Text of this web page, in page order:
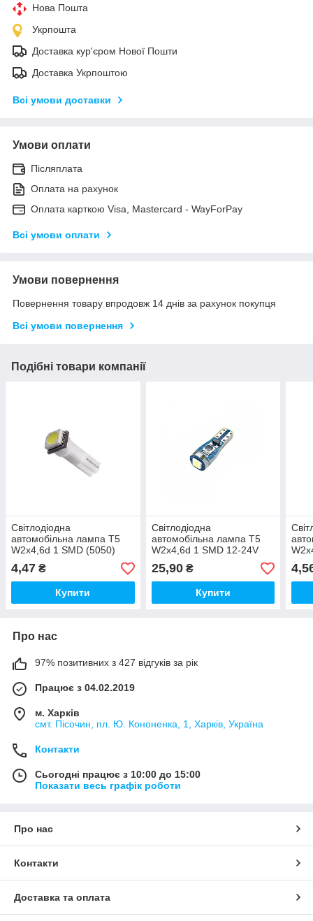
Нова Пошта
Укрпошта
Доставка кур'єром Нової Пошти
Доставка Укрпоштою
Всі умови доставки
Умови оплати
Післяплата
Оплата на рахунок
Оплата карткою Visa, Mastercard - WayForPay
Всі умови оплати
Умови повернення
Повернення товару впродовж 14 днів за рахунок покупця
Всі умови повернення
Подібні товари компанії
Світлодіодна
автомобільна лампа T5
W2x4,6d 1 SMD (5050)
12V WHITE "мікрушка"
4,47 ₴
Купити
Світлодіодна
автомобільна лампа T5
W2x4,6d 1 SMD 12-24V
WHITE друкована плата
"мікрушка"
25,90₴
Купити
Про нас
97% позитивних з 427 відгуків за рік
Працює з 04.02.2019
м. Харків
смт. Пісочин, пл. Ю. Кононенка, 1, Харків, Україна
Контакти
Сьогодні працює з 10:00 до 15:00
Показати весь графік роботи
Про нас
Контакти
Доставка та оплата